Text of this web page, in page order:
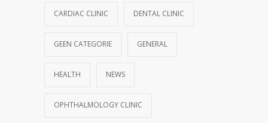
CARDIAC CLINIC DENTAL CLINIC
GEEN CATEGORIE GENERAL
HEALTH NEWS
OPHTHALMOLOGY CLINIC